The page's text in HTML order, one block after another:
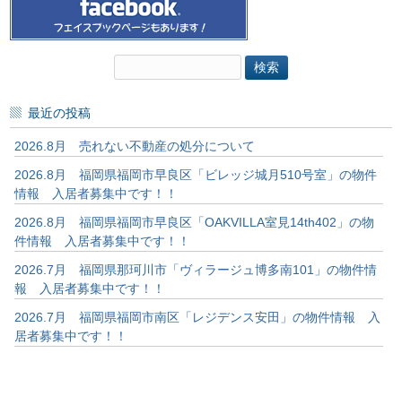
最近の投稿
2026.8月 売れない不動産の処分について
2026.8月 福岡県福岡市早良区「ビレッジ城月510号室」の物件
情報 入居者募集中です！！
2026.8月 福岡県福岡市早良区「OAKVILLA室見14th402」の物
件情報 入居者募集中です！！
2026.7月 福岡県那珂川市「ヴィラージュ博多南101」の物件情
報 入居者募集中です！！
2026.7月 福岡県福岡市南区「レジデンス安田」の物件情報 入
居者募集中です！！